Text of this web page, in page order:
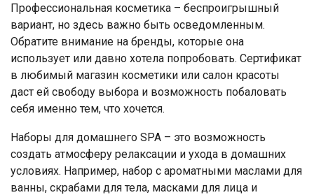
Профессиональная косметика – беспроигрышный
вариант, но здесь важно быть осведомленным.
Обратите внимание на бренды, которые она
использует или давно хотела попробовать. Сертификат
в любимый магазин косметики или салон красоты
даст ей свободу выбора и возможность побаловать
себя именно тем, что хочется.
Наборы для домашнего SPA – это возможность
создать атмосферу релаксации и ухода в домашних
условиях. Например, набор с ароматными маслами для
ванны, скрабами для тела, масками для лица и